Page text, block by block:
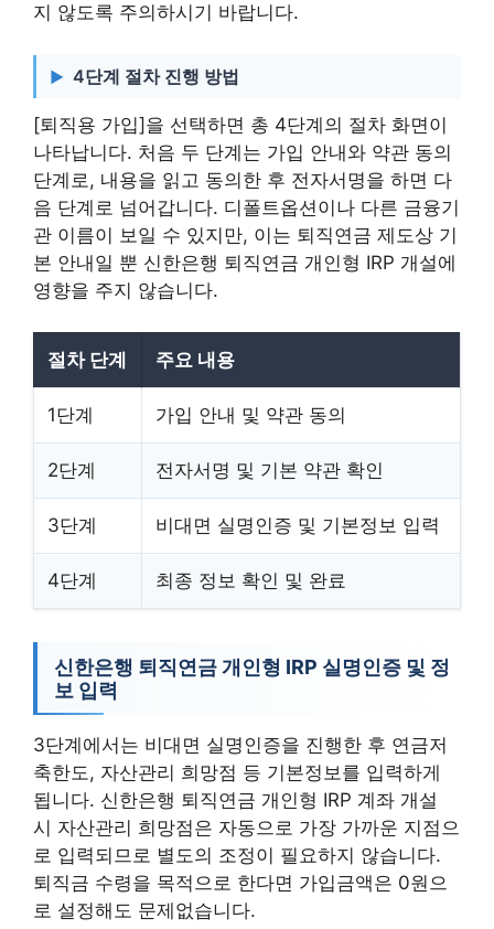
지 않도록 주의하시기 바랍니다.
4단계 절차 진행 방법
[퇴직용 가입]을 선택하면 총 4단계의 절차 화면이
나타납니다. 처음 두 단계는 가입 안내와 약관 동의
단계로, 내용을 읽고 동의한 후 전자서명을 하면 다
음 단계로 넘어갑니다. 디폴트옵션이나 다른 금융기
관 이름이 보일 수 있지만, 이는 퇴직연금 제도상 기
본 안내일 뿐 신한은행 퇴직연금 개인형 IRP 개설에
영향을 주지 않습니다.
절차 단계 주요 내용
1단계 가입 안내 및 약관 동의
2단계 전자서명 및 기본 약관 확인
3단계 비대면 실명인증 및 기본정보 입력
4단계 최종 정보 확인 및 완료
신한은행 퇴직연금 개인형 IRP 실명인증 및 정
보 입력
3단계에서는 비대면 실명인증을 진행한 후 연금저
축한도, 자산관리 희망점 등 기본정보를 입력하게
됩니다. 신한은행 퇴직연금 개인형 IRP 계좌 개설
시 자산관리 희망점은 자동으로 가장 가까운 지점으
로 입력되므로 별도의 조정이 필요하지 않습니다.
퇴직금 수령을 목적으로 한다면 가입금액은 0원으
로 설정해도 문제없습니다.